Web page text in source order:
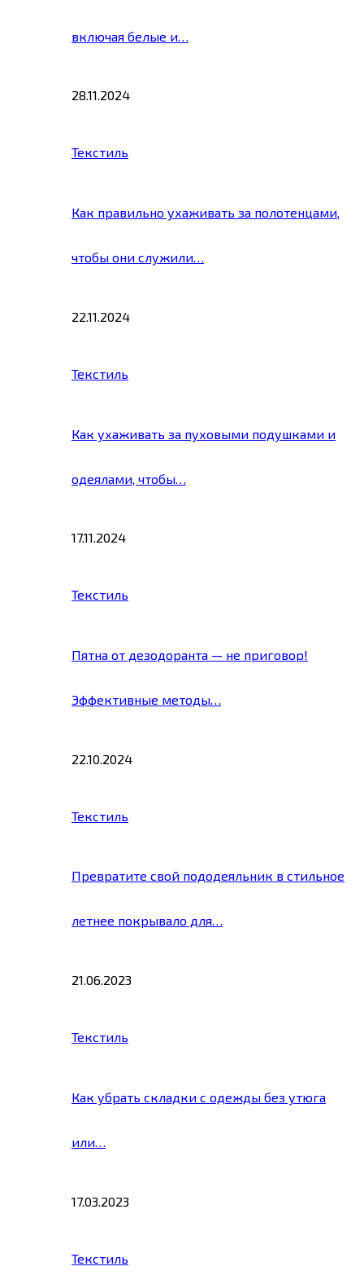
включая белые и…
28.11.2024
Текстиль
Как правильно ухаживать за полотенцами,
чтобы они служили…
22.11.2024
Текстиль
Как ухаживать за пуховыми подушками и
одеялами, чтобы…
17.11.2024
Текстиль
Пятна от дезодоранта — не приговор!
Эффективные методы…
22.10.2024
Текстиль
Превратите свой пододеяльник в стильное
летнее покрывало для…
21.06.2023
Текстиль
Как убрать складки с одежды без утюга
или…
17.03.2023
Текстиль